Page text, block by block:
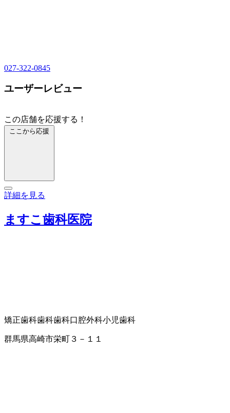
027-322-0845
ユーザーレビュー
この店舗を応援する！
ここから応援
詳細を見る
ますこ歯科医院
矯正歯科歯科歯科口腔外科小児歯科
群馬県高崎市栄町３－１１